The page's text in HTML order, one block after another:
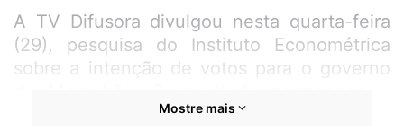
A TV Difusora divulgou nesta quarta-feira
(29), pesquisa do Instituto Econométrica
sobre a intenção de votos para o governo
mesmo de outros institutos: liderança
Mostre mais